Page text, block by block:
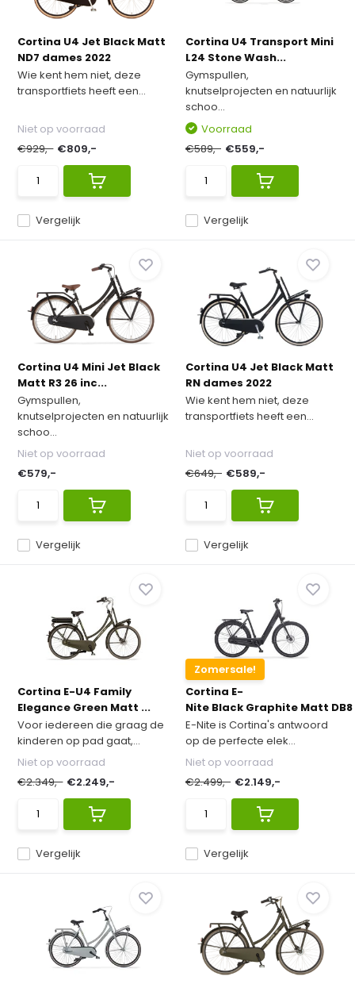
Cortina U4 Jet Black Matt
ND7 dames 2022
Wie kent hem niet, deze
transportfiets heeft een...
Vergelijk
Niet op voorraad
€929,- €809,-
Cortina U4 Transport Mini
L24 Stone Wash...
Gymspullen,
knutselprojecten en natuurlijk
schoo...
Vergelijk
Voorraad
€589,- €559,-
Cortina U4 Mini Jet Black
Matt R3 26 inc...
Gymspullen,
knutselprojecten en natuurlijk
schoo...
Vergelijk
Niet op voorraad
€579,-
Cortina U4 Jet Black Matt
RN dames 2022
Wie kent hem niet, deze
transportfiets heeft een...
Vergelijk
Niet op voorraad
€649,- €589,-
Cortina E-U4 Family
Elegance Green Matt ...
Voor iedereen die graag de
kinderen op pad gaat,...
Vergelijk
Niet op voorraad
€2.349,- €2.249,-
Zomersale!
Cortina E-
Nite Black Graphite Matt DB8
E-Nite is Cortina's antwoord
op de perfecte elek...
Vergelijk
Niet op voorraad
€2.499,- €2.149,-